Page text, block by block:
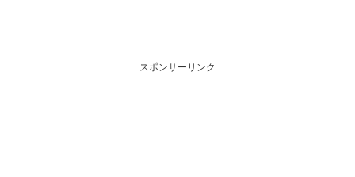
スポンサーリンク